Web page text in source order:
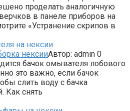
проделать аналогичную
в панеле приборов на
«Устранение скрипов в
на нексии
нексииАвтор: admin 0
бачок омывателя лобового
это важно, если бачок
слить воду с бачка
Как снять